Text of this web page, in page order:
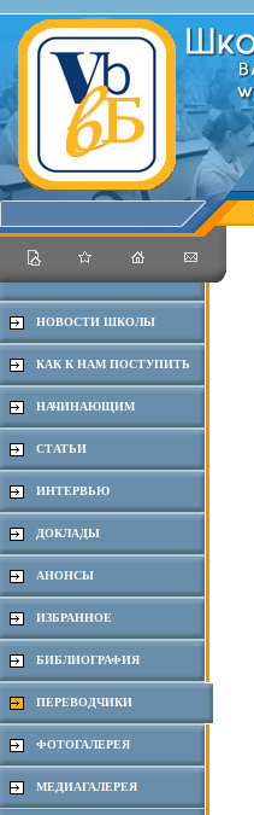
НОВОСТИ ШКОЛЫ
КАК К НАМ ПОСТУПИТЬ
НАЧИНАЮЩИМ
СТАТЬИ
ИНТЕРВЬЮ
ДОКЛАДЫ
АНОНСЫ
ИЗБРАННОЕ
БИБЛИОГРАФИЯ
ПЕРЕВОДЧИКИ
ФОТОГАЛЕРЕЯ
МЕДИАГАЛЕРЕЯ